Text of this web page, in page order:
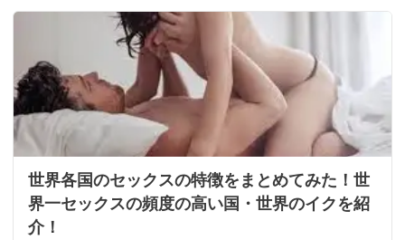
世界各国のセックスの特徴をまとめてみた！世
界一セックスの頻度の高い国・世界のイクを紹
介！